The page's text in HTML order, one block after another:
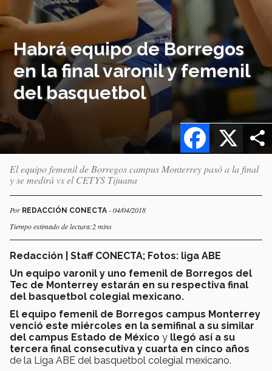
Habrá equipo de Borregos
en la final varonil y femenil
del basquetbol
X
Facebook
El equipo femenil de Borregos campus Monterrey pasó a la final
y se medirá vs el CETYS Tijuana
Por REDACCIÓN CONECTA - 04/04/2018
Tiempo estimado de lectura:2 mins
Redacción | Staff CONECTA; Fotos: liga ABE
Un equipo varonil y uno femenil de Borregos del
Tec de Monterrey estarán en su respectiva final
del basquetbol colegial mexicano.
El equipo femenil de Borregos campus Monterrey
venció este miércoles en la semifinal a su similar
del campus Estado de México y llegó así a su
tercera final consecutiva y cuarta en cinco años
de la Liga ABE del basquetbol colegial mexicano.